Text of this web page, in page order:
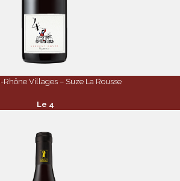
Rhône Villages – Suze La Rousse
Le 4